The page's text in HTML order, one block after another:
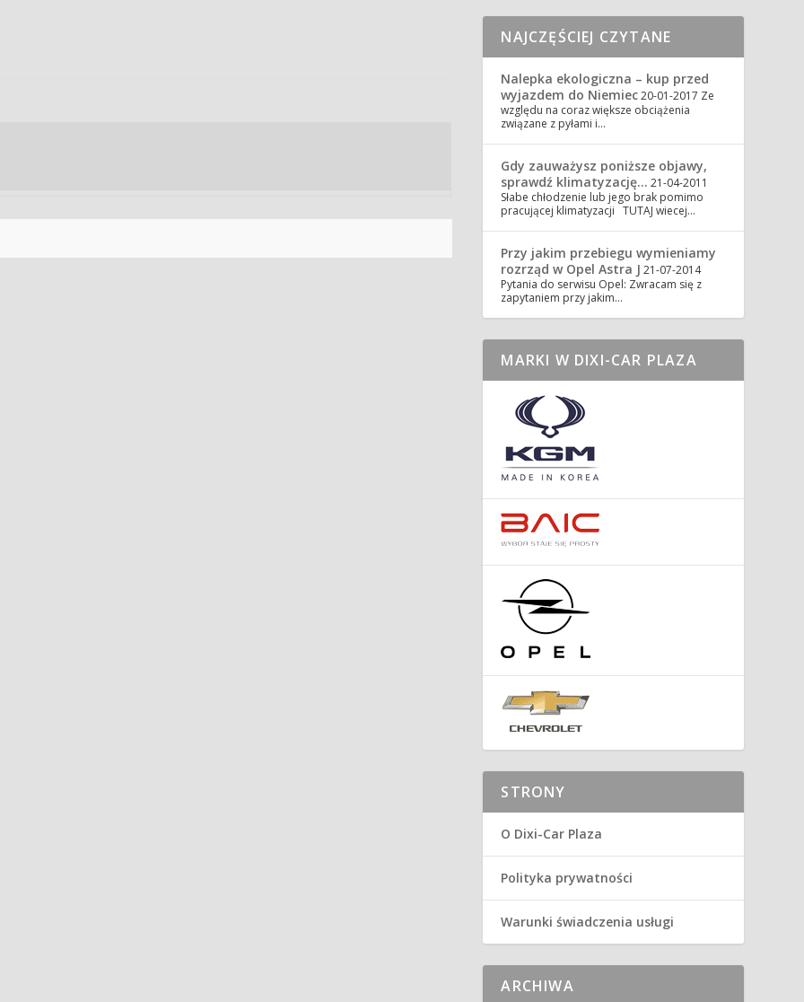
NAJCZĘŚCIEJ CZYTANE
Nalepka ekologiczna – kup przed
wyjazdem do Niemiec20-01-2017 Ze
względu na coraz większe obciążenia
związane z pyłami i…
Gdy zauważysz poniższe objawy,
sprawdź klimatyzację… 21-04-2011
Słabe chłodzenie lub jego brak pomimo
pracującej klimatyzacji TUTAJ wiecej…
Przy jakim przebiegu wymieniamy
rozrząd w Opel Astra J 21-07-2014
Pytania do serwisu Opel: Zwracam się z
zapytaniem przy jakim…
MARKI W DIXI-CAR PLAZA
STRONY
O Dixi-Car Plaza
Polityka prywatności
Warunki świadczenia usługi
ARCHIWA